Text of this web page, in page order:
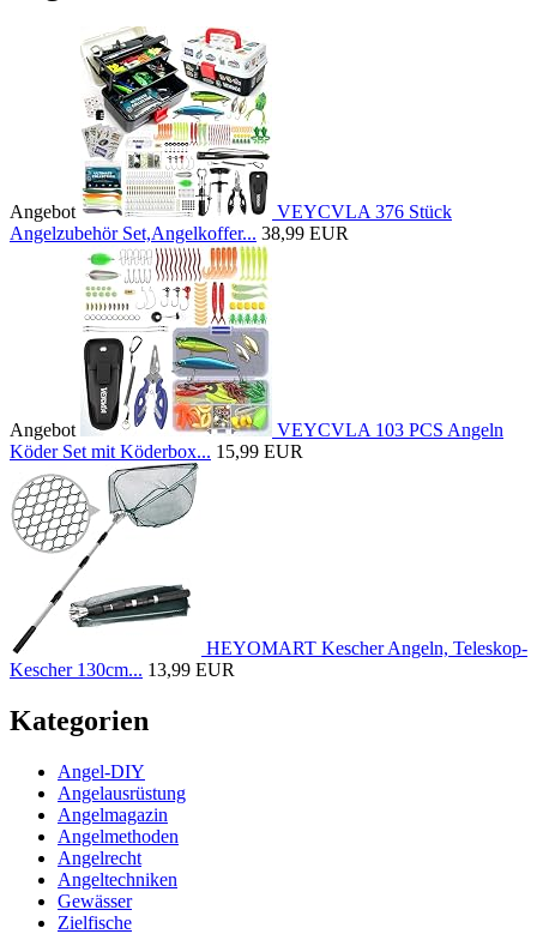
Angebot
VEYCVLA 376 Stück
Angelzubehör Set,Angelkoffer... 38,99 EUR
Angebot
VEYCVLA 103 PCS Angeln
Köder Set mit Köderbox... 15,99 EUR
HEYOMART Kescher Angeln, Teleskop-
Kescher 130cm... 13,99 EUR
Kategorien
Angel-DIY
Angelausrüstung
Angelmagazin
Angelmethoden
Angelrecht
Angeltechniken
Gewässer
Zielfische